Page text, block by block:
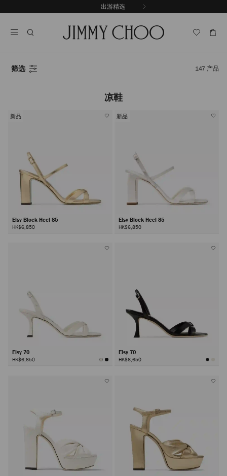
至
出游精选
筛选 147 产品
凉鞋
新品
Elsy Block Heel 85
HK$6,850
新品
Elsy Block Heel 85
HK$6,850
Elsy 70
HK$6,650
Elsy 70
HK$6,650